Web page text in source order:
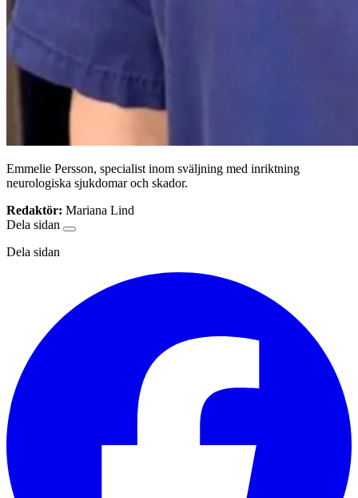
Emmelie Persson, specialist inom sväljning med inriktning
neurologiska sjukdomar och skador.
Redaktör: Mariana Lind
Dela sidan
Dela sidan